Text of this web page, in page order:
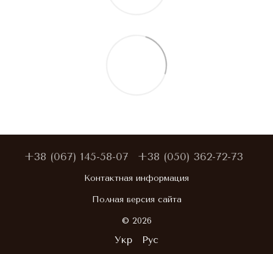
+38 (067) 145-58-07 +38 (050) 362-72-73
Контактная информация
Полная версия сайта
© 2026
Укр Рус